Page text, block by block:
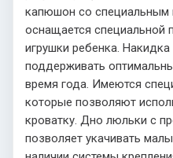
капюшон со
оснащается специальной
игрушки ребенка.
поддерживать
время года. Имеются
которые позволяют
кроватку. Дно люльки с
позволяет укачивать